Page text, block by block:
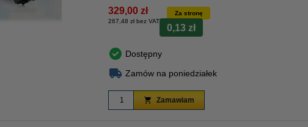
329,00 zł
267,48 zł bez VAT
Za stronę
0,13 zł
Dostępny
Zamów na poniedziałek
Zamawiam